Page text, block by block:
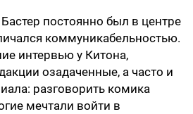
постоянно был в центре
коммуникабельностью.
интервью у Китона,
озадаченные, а часто и
разговорить комика
мечтали войти в